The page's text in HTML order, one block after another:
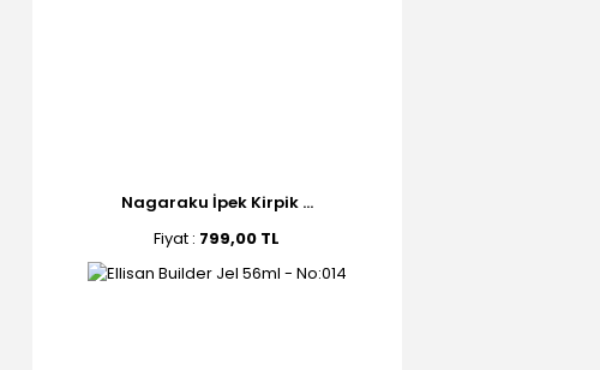
Nagaraku İpek Kirpik ...
Fiyat : 799,00 TL